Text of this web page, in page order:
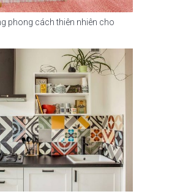
phong cách thiên nhiên cho